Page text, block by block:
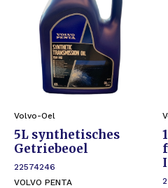
Volvo-Oel
5L synthetisches
Getriebeoel
22574246
VOLVO PENTA